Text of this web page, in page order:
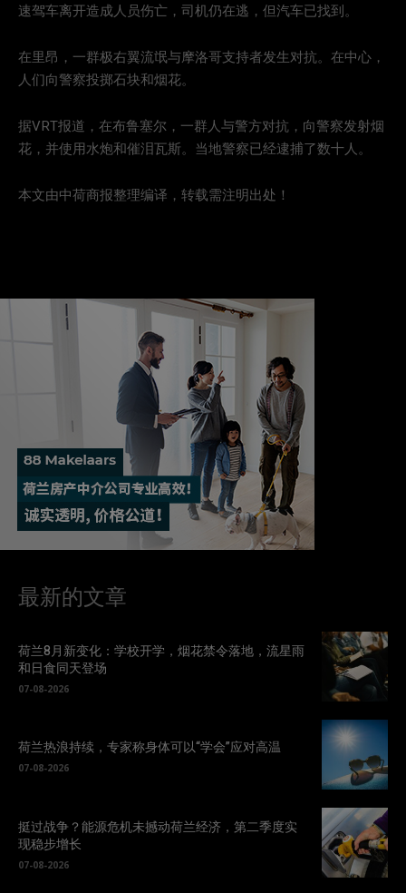
速驾车离开造成人员伤亡，司机仍在逃，但汽车已找到。
在里昂，一群极右翼流氓与摩洛哥支持者发生对抗。在中心，
人们向警察投掷石块和烟花。
据VRT报道，在布鲁塞尔，一群人与警方对抗，向警察发射烟
花，并使用水炮和催泪瓦斯。当地警察已经逮捕了数十人。
本文由中荷商报整理编译，转载需注明出处！
最新的文章
荷兰8月新变化：学校开学，烟花禁令落地，流星雨
和日食同天登场
07-08-2026
荷兰热浪持续，专家称身体可以“学会”应对高温
07-08-2026
挺过战争？能源危机未撼动荷兰经济，第二季度实
现稳步增长
07-08-2026